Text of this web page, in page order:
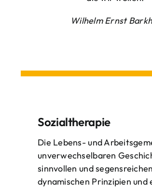
Wilhelm Ernst
Sozialtherapie
Die Lebens- und
unverwechselbaren
sinnvollen und
dynamischen Prinzipien